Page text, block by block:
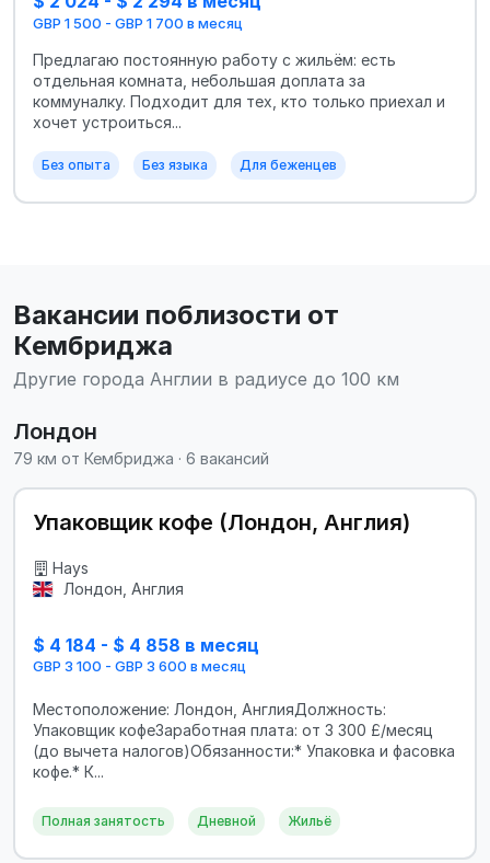
GBP 1 500 - GBP 1 700 в месяц
Предлагаю постоянную работу с жильём: есть
отдельная комната, небольшая доплата за
коммуналку. Подходит для тех, кто только приехал и
хочет устроиться...
Без опыта Без языка Для беженцев
Вакансии поблизости от
Кембриджа
Другие города Англии в радиусе до 100 км
Лондон
79 км от Кембриджа · 6 вакансий
Упаковщик кофе (Лондон, Англия)
Hays
Лондон, Англия
$ 4 184 - $ 4 858 в месяц
GBP 3 100 - GBP 3 600 в месяц
Местоположение: Лондон, АнглияДолжность:
Упаковщик кофеЗаработная плата: от 3 300 £/месяц
(до вычета налогов)Обязанности:* Упаковка и фасовка
кофе.* К...
Полная занятость Дневной Жильё